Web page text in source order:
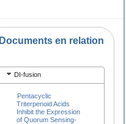
Documents en relation
DI-fusion
Pentacyclic
Triterpenoid Acids
Inhibit the Expression
of Quorum Sensing-